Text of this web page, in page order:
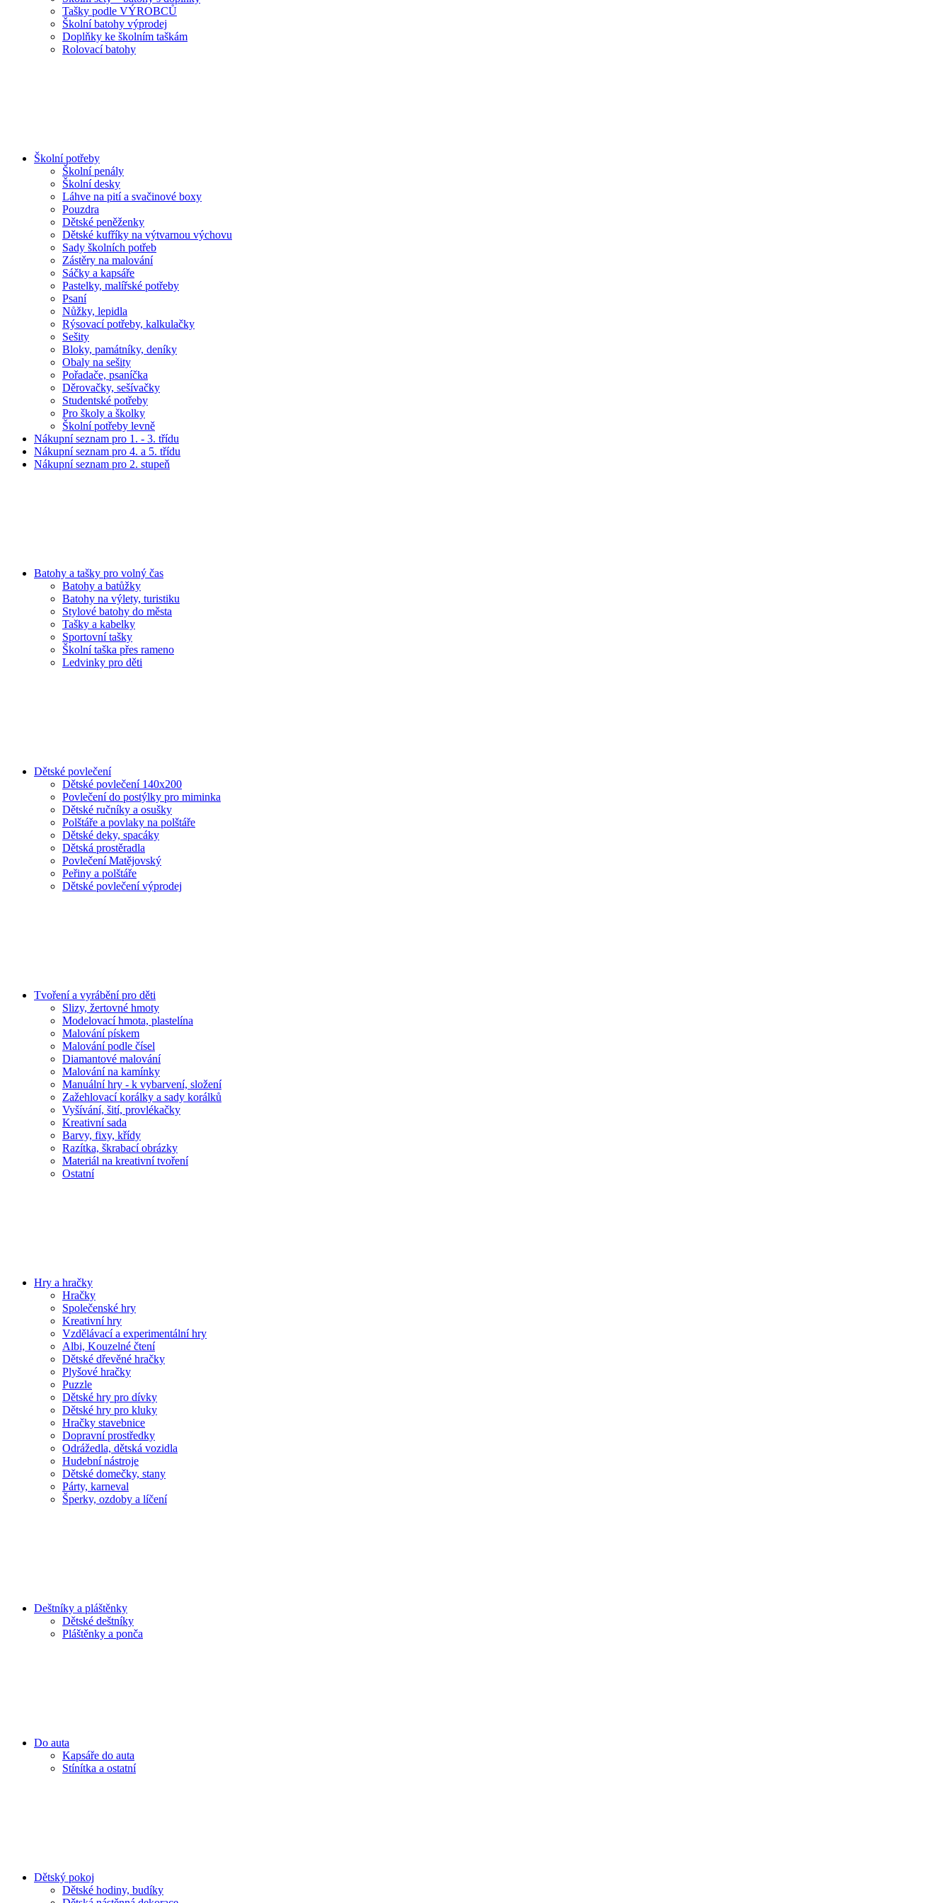
Tašky podle VÝROBCŮ
Školní batohy výprodej
Doplňky ke školním taškám
Rolovací batohy
Školní potřeby
Školní penály
Školní desky
Láhve na pití a svačinové boxy
Pouzdra
Dětské peněženky
Dětské kufříky na výtvarnou výchovu
Sady školních potřeb
Zástěry na malování
Sáčky a kapsáře
Pastelky, malířské potřeby
Psaní
Nůžky, lepidla
Rýsovací potřeby, kalkulačky
Sešity
Bloky, památníky, deníky
Obaly na sešity
Pořadače, psaníčka
Děrovačky, sešívačky
Studentské potřeby
Pro školy a školky
Školní potřeby levně
Nákupní seznam pro 1. - 3. třídu
Nákupní seznam pro 4. a 5. třídu
Nákupní seznam pro 2. stupeň
Batohy a tašky pro volný čas
Batohy a batůžky
Batohy na výlety, turistiku
Stylové batohy do města
Tašky a kabelky
Sportovní tašky
Školní taška přes rameno
Ledvinky pro děti
Dětské povlečení
Dětské povlečení 140x200
Povlečení do postýlky pro miminka
Dětské ručníky a osušky
Polštáře a povlaky na polštáře
Dětské deky, spacáky
Dětská prostěradla
Povlečení Matějovský
Peřiny a polštáře
Dětské povlečení výprodej
Tvoření a vyrábění pro děti
Slizy, žertovné hmoty
Modelovací hmota, plastelína
Malování pískem
Malování podle čísel
Diamantové malování
Malování na kamínky
Manuální hry - k vybarvení, složení
Zažehlovací korálky a sady korálků
Vyšívání, šití, provlékačky
Kreativní sada
Barvy, fixy, křídy
Razítka, škrabací obrázky
Materiál na kreativní tvoření
Ostatní
Hry a hračky
Hračky
Společenské hry
Kreativní hry
Vzdělávací a experimentální hry
Albi, Kouzelné čtení
Dětské dřevěné hračky
Plyšové hračky
Puzzle
Dětské hry pro dívky
Dětské hry pro kluky
Hračky stavebnice
Dopravní prostředky
Odrážedla, dětská vozidla
Hudební nástroje
Dětské domečky, stany
Párty, karneval
Šperky, ozdoby a líčení
Deštníky a pláštěnky
Dětské deštníky
Pláštěnky a ponča
Do auta
Kapsáře do auta
Stínítka a ostatní
Dětský pokoj
Dětské hodiny, budíky